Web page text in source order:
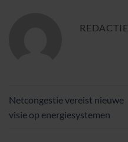
REDACTIE
Netcongestie vereist nieuwe
visie op energiesystemen